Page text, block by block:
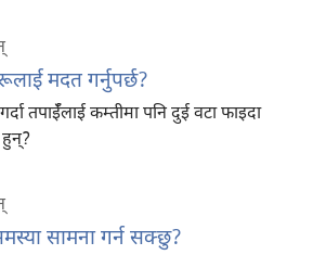
मदत गर्नुपर्छ?
तपाईँलाई कम्तीमा पनि दुई वटा फाइदा
सामना गर्न सक्छु?